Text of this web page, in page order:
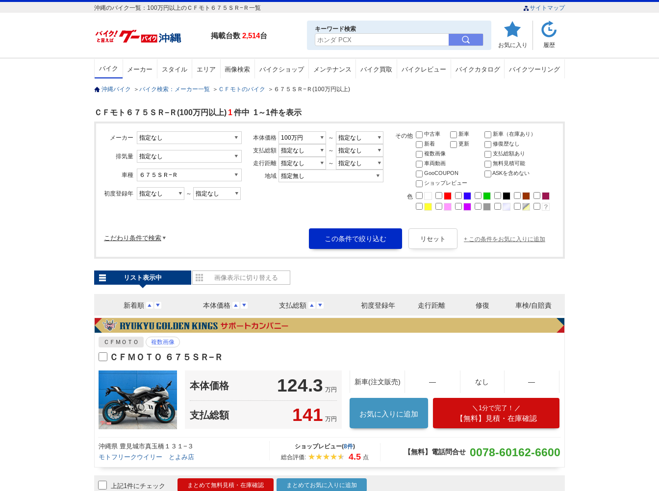
沖縄のバイク一覧：100万円以上のＣＦモト６７５ＳＲ−Ｒ一覧 サイトマップ
掲載台数 2,514台
キーワード検索
お気に入り 履歴
バイク メーカー スタイル エリア 画像検索 バイクショップ メンテナンス バイク買取 バイクレビュー バイクカタログ バイクツーリング
沖縄バイク ＞ バイク検索：メーカー一覧 ＞ ＣＦモトのバイク ＞ ６７５ＳＲ−Ｒ(100万円以上)
ＣＦモト６７５ＳＲ−Ｒ(100万円以上) 1件中 1～1件を表示
メーカー
排気量
車種
初度登録年 ～
本体価格
～
支払総額
～
走行距離
～
地域
その他 中古車 新車
新車（在庫あり）
新着
更新
修復歴なし
複数画像
支払総額あり
車両動画
無料見積可能
GooCOUPON
ASKを含めない
ショップレビュー
色
こだわり条件で検索 + この条件をお気に入りに追加
新着順 本体価格 支払総額 初度登録年 走行距離 修復 車検/自賠責
リスト表示中 画像表示に切り替える
ＣＦＭＯＴＯ 複数画像
ＣＦＭＯＴＯ ６７５ＳＲ−Ｒ
本体価格 124.3 万円
支払総額 141 万円
新車(注文販売) ― なし ―
お気に入りに追加
1分で完了！
【無料】見積・在庫確認
沖縄県 豊見城市真玉橋１３１−３
モトフリークウイリー とよみ店
ショップレビュー(8件)
総合評価:
4.5 点
【無料】電話問合せ 0078-60162-6600
上記1件にチェック まとめて無料見積・在庫確認 まとめてお気に入りに追加